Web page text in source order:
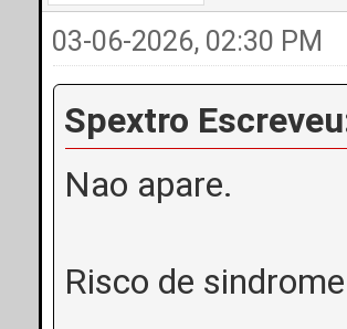
03-06-2026, 02:30 PM
Spextro
Nao apare.
Risco de